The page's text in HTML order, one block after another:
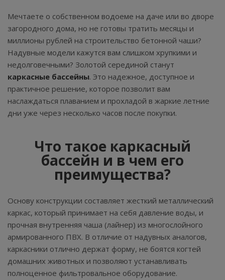
Мечтаете о собственном водоеме на даче или во дворе
загородного дома, но не готовы тратить месяцы и
миллионы рублей на строительство бетонной чаши?
Надувные модели кажутся вам слишком хрупкими и
недолговечными? Золотой серединой станут
каркасные бассейны. Это надежное, доступное и
практичное решение, которое позволит вам
наслаждаться плаванием и прохладой в жаркие летние
дни уже через несколько часов после покупки.
Что такое каркасный
бассейн и в чем его
преимущества?
Основу конструкции составляет жесткий металлический
каркас, который принимает на себя давление воды, и
прочная внутренняя чаша (лайнер) из многослойного
армированного ПВХ. В отличие от надувных аналогов,
каркасники отлично держат форму, не боятся когтей
домашних животных и позволяют устанавливать
полноценное фильтровальное оборудование.